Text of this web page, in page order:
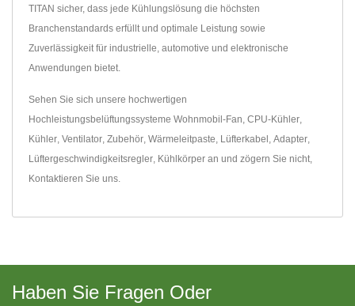
TITAN sicher, dass jede Kühlungslösung die höchsten
Branchenstandards erfüllt und optimale Leistung sowie
Zuverlässigkeit für industrielle, automotive und elektronische
Anwendungen bietet.
Sehen Sie sich unsere hochwertigen
Hochleistungsbelüftungssysteme Wohnmobil-Fan, CPU-Kühler,
Kühler, Ventilator, Zubehör, Wärmeleitpaste, Lüfterkabel , Adapter,
Lüftergeschwindigkeitsregler, Kühlkörper an und zögern Sie nicht,
Kontaktieren Sie uns.
Haben Sie Fragen Oder